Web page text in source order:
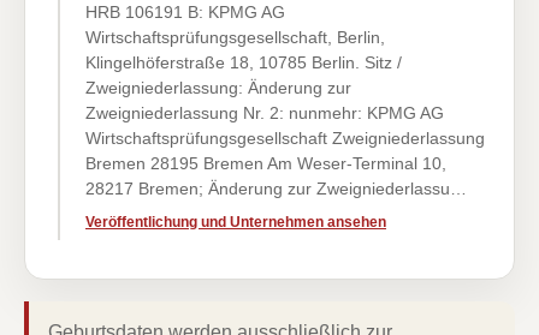
HRB 106191 B: KPMG AG
Wirtschaftsprüfungsgesellschaft, Berlin,
Klingelhöferstraße 18, 10785 Berlin. Sitz /
Zweigniederlassung: Änderung zur
Zweigniederlassung Nr. 2: nunmehr: KPMG AG
Wirtschaftsprüfungsgesellschaft Zweigniederlassung
Bremen 28195 Bremen Am Weser-Terminal 10,
28217 Bremen; Änderung zur Zweigniederlassu…
Veröffentlichung und Unternehmen ansehen